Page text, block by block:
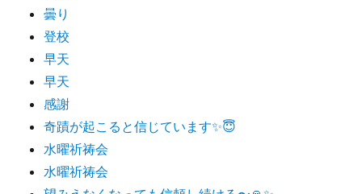
曇り
登校
早天
早天
感謝
奇蹟が起こると信じています✨😇
水曜祈祷会
水曜祈祷会